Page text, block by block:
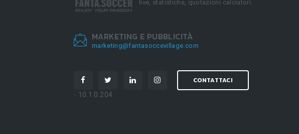
live, statistiche, quotazioni calciatori.
MARKETING E PUBBLICITÀ
marketing@fantasoccevillage.com
CONTATTACI
- 10.1.0.204